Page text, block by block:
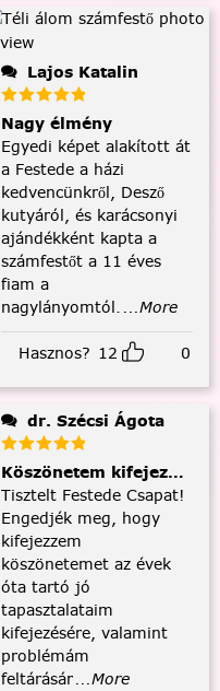
Lajos Katalin
Nagy élmény
Egyedi képet alakított át
a Festede a házi
kedvencünkről, Desző
kutyáról, és karácsonyi
ajándékként kapta a
számfestőt a 11 éves
fiam a
nagylányomtól. ...More
Hasznos? 12 0
dr. Szécsi Ágota
Köszönetem kifejezése
Tisztelt Festede Csapat!
Engedjék meg, hogy
kifejezzem
köszönetemet az évek
óta tartó jó
tapasztalataim
kifejezésére, valamint
problémám
feltárásár...More